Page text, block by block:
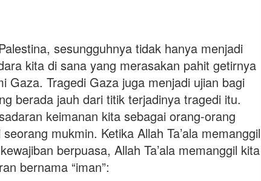
sesungguhnya tidak hanya menjadi
kita di sana yang merasakan pahit getirnya
Gaza. Tragedi Gaza juga menjadi ujian bagi
berada jauh dari titik terjadinya tragedi itu.
keimanan kita sebagai orang-orang
mukmin. Ketika Allah Ta’ala memanggil
berpuasa, Allah Ta’ala memanggil kita
bernama “iman”: